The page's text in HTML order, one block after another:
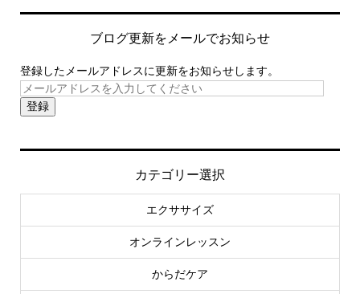
ブログ更新をメールでお知らせ
登録したメールアドレスに更新をお知らせします。
登録
カテゴリー選択
エクササイズ
オンラインレッスン
からだケア